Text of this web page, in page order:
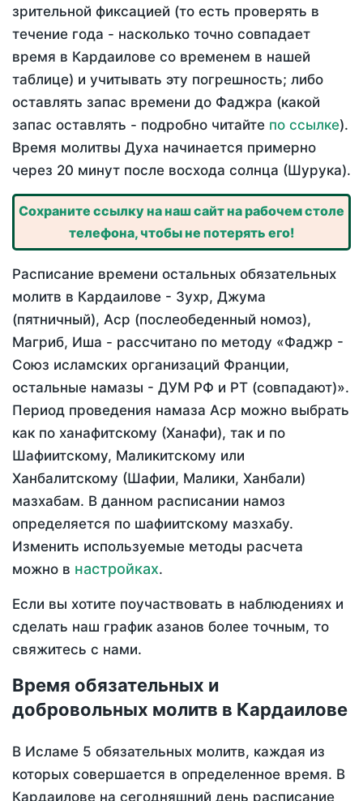
зрительной фиксацией (то есть проверять в
течение года - насколько точно совпадает
время в Кардаилове со временем в нашей
таблице) и учитывать эту погрешность; либо
оставлять запас времени до Фаджра (какой
запас оставлять - подробно читайте по ссылке).
Время молитвы Духа начинается примерно
через 20 минут после восхода солнца (Шурука).
Сохраните ссылку на наш сайт на рабочем столе
телефона, чтобы не потерять его!
Расписание времени остальных обязательных
молитв в Кардаилове - Зухр, Джума
(пятничный), Аср (послеобеденный номоз),
Магриб, Иша - рассчитано по методу «Фаджр -
Союз исламских организаций Франции,
остальные намазы - ДУМ РФ и РТ (совпадают)».
Период проведения намаза Аср можно выбрать
как по ханафитскому (Ханафи), так и по
Шафиитскому, Маликитскому или
Ханбалитскому (Шафии, Малики, Ханбали)
мазхабам. В данном расписании намоз
определяется по шафиитскому мазхабу.
Изменить используемые методы расчета
можно в настройках.
Если вы хотите поучаствовать в наблюдениях и
сделать наш график азанов более точным, то
свяжитесь с нами.
Время обязательных и
добровольных молитв в Кардаилове
В Исламе 5 обязательных молитв, каждая из
которых совершается в определенное время. В
Кардаилове на сегодняшний день расписание